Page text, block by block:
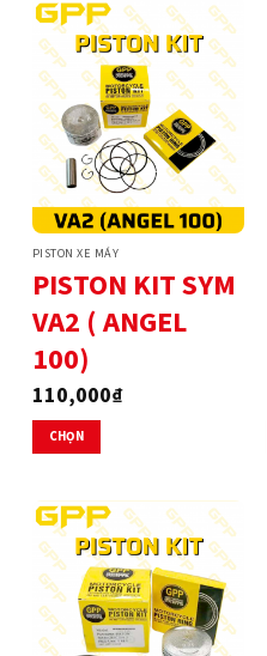
này
có
nhiều
biến
thể.
Các
tùy
chọn
có
thể
được
chọn
trên
sản
phẩm
PISTON XE MÁY
PISTON KIT SYM
VA2 ( ANGEL
100)
110,000₫
CHỌN
này
có
nhiều
biến
thể.
Các